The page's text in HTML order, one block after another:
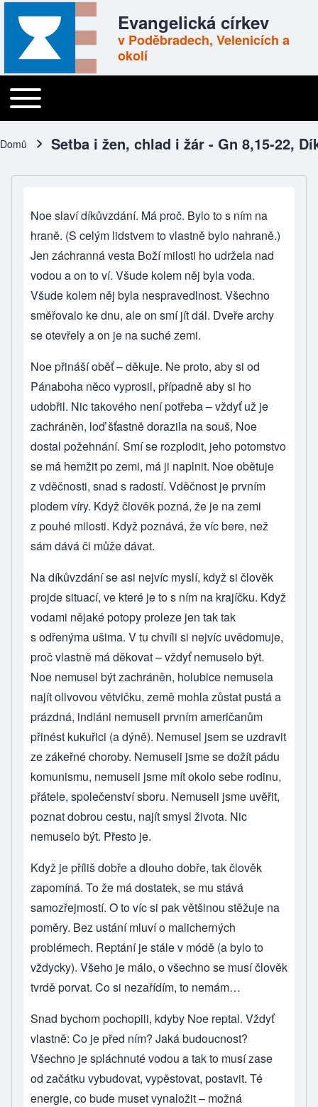
Evangelická církev
v Poděbradech, Velenicích a
okolí
Main navigation
Toggle main menu
Drobečková navigace
Domů Setba i žen, chlad i žár - Gn 8,15-22,
Noe slaví díkůvzdání. Má proč. Bylo to s ním na
hraně. (S celým lidstvem to vlastně bylo nahraně.)
Jen záchranná vesta Boží milosti ho udržela nad
vodou a on to ví. Všude kolem něj byla voda.
Všude kolem něj byla nespravedlnost. Všechno
směřovalo ke dnu, ale on smí jít dál. Dveře archy
se otevřely a on je na suché zemi.
Noe přináší oběť – děkuje. Ne proto, aby si od
Pánaboha něco vyprosil, případně aby si ho
udobřil. Nic takového není potřeba – vždyť už je
zachráněn, loď šťastně dorazila na souš, Noe
dostal požehnání. Smí se rozplodit, jeho potomstvo
se má hemžit po zemi, má ji naplnit. Noe obětuje
z vděčnosti, snad s radostí. Vděčnost je prvním
plodem víry. Když člověk pozná, že je na zemi
z pouhé milosti. Když poznává, že víc bere, než
sám dává či může dávat.
Na díkůvzdání se asi nejvíc myslí, když si člověk
projde situací, ve které je to s ním na krajíčku. Když
vodami nějaké potopy proleze jen tak tak
s odřenýma ušima. V tu chvíli si nejvíc uvědomuje,
proč vlastně má děkovat – vždyť nemuselo být.
Noe nemusel být zachráněn, holubice nemusela
najít olivovou větvičku, země mohla zůstat pustá a
prázdná, indiáni nemuseli prvním američanům
přinést kukuřici (a dýně). Nemusel jsem se uzdravit
ze zákeřné choroby. Nemuseli jsme se dožít pádu
komunismu, nemuseli jsme mít okolo sebe rodinu,
přátele, společenství sboru. Nemuseli jsme uvěřit,
poznat dobrou cestu, najít smysl života. Nic
nemuselo být. Přesto je.
Když je příliš dobře a dlouho dobře, tak člověk
zapomíná. To že má dostatek, se mu stává
samozřejmostí. O to víc si pak většinou stěžuje na
poměry. Bez ustání mluví o malicherných
problémech. Reptání je stále v módě (a bylo to
vždycky). Všeho je málo, o všechno se musí člověk
tvrdě porvat. Co si nezařídím, to nemám…
Snad bychom pochopili, kdyby Noe reptal. Vždyť
vlastně: Co je před ním? Jaká budoucnost?
Všechno je spláchnuté vodou a tak to musí zase
od začátku vybudovat, vypěstovat, postavit. Té
energie, co bude muset vynaložit – možná